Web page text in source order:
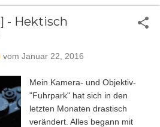
- Hektisch
vom Januar 22, 2016
Mein Kamera- und Objektiv-
"Fuhrpark" hat sich in den
letzten Monaten drastisch
verändert. Alles begann mit